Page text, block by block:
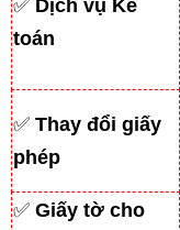
✅ Dịch vụ Kế
toán
✅ Thay đổi giấy
phép
✅ Giấy tờ cho